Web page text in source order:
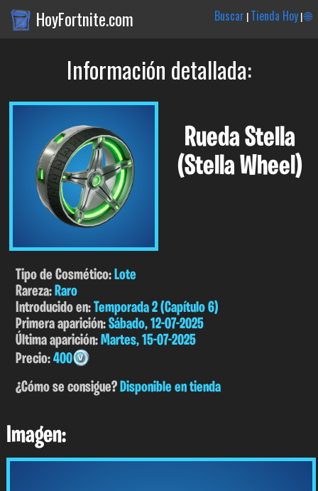
HoyFortnite.com Buscar |Tienda Hoy|🌐
Información detallada:
Rueda Stella
(Stella Wheel)
Tipo de Cosmético:Lote
Rareza:Raro
Introducido en:Temporada 2 (Capítulo 6)
Primera aparición:Sábado, 12-07-2025
Última aparición:Martes, 15-07-2025
Precio:400
¿Cómo se consigue?Disponible en tienda
Imagen: